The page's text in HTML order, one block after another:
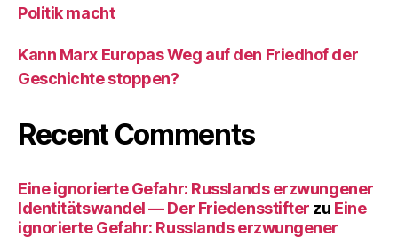
Politik macht
Kann Marx Europas Weg auf den Friedhof der
Geschichte stoppen?
Recent Comments
Eine ignorierte Gefahr: Russlands erzwungener
Identitätswandel — Der Friedensstifter zu Eine
ignorierte Gefahr: Russlands erzwungener